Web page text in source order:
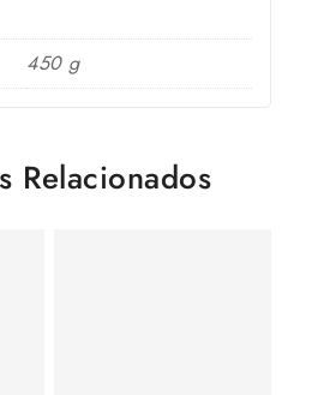
450 g
Relacionados